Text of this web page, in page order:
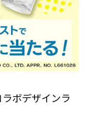
ボデザインラ